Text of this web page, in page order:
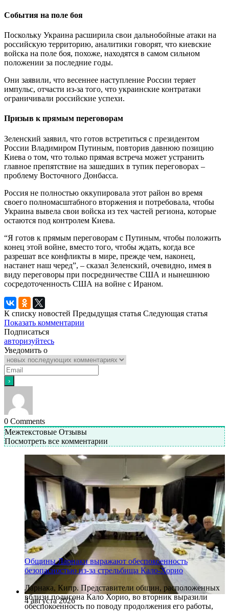
События на поле боя
Поскольку Украина расширила свои дальнобойные атаки на
российскую территорию, аналитики говорят, что киевские
войска на поле боя, похоже, находятся в самом сильном
положении за последние годы.
Они заявили, что весеннее наступление России теряет
импульс, отчасти из-за того, что украинские контратаки
ограничивали российские успехи.
Призыв к прямым переговорам
Зеленский заявил, что готов встретиться с президентом
России Владимиром Путиным, повторив давнюю позицию
Киева о том, что только прямая встреча может устранить
главное препятствие на зашедших в тупик переговорах –
проблему Восточного Донбасса.
Россия не полностью оккупировала этот район во время
своего полномасштабного вторжения и потребовала, чтобы
Украина вывела свои войска из тех частей региона, которые
остаются под контролем Киева.
“Я готов к прямым переговорам с Путиным, чтобы положить
конец этой войне, вместо того, чтобы ждать, когда все
разрешат все конфликты в мире, прежде чем, наконец,
настанет наш черед”, – сказал Зеленский, очевидно, имея в
виду переговоры при посредничестве США и нынешнюю
сосредоточенность США на войне с Ираном.
К списку новостей Предыдущая статья Следующая статья
Показать комментарии
Подписаться
авторизуйтесь
Уведомить о
0 Comments
Межтекстовые Отзывы
Посмотреть все комментарии
4 августа 2026
Общины Ларнаки выражают обеспокоенность
безопасностью из-за стрельбища Кало-Хорио
Ларнака, Кипр. Представители общин, расположенных
вблизи полигона Кало Хорио, во вторник выразили
обеспокоенность по поводу продолжения его работы,